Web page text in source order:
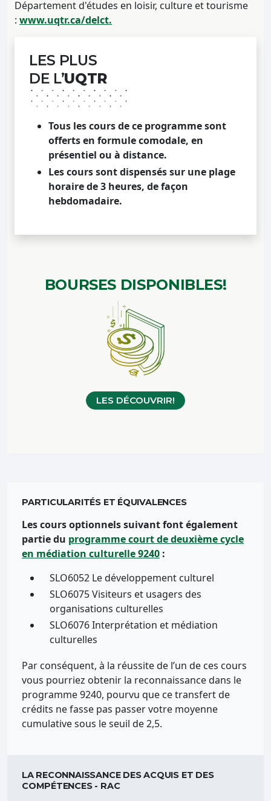
Département d'études en loisir, culture et tourisme
: www.uqtr.ca/delct.
LES PLUS
DE L’UQTR
Tous les cours de ce programme sont
offerts en formule comodale, en
présentiel ou à distance.
Les cours sont dispensés sur une plage
horaire de 3 heures, de façon
hebdomadaire.
BOURSES DISPONIBLES!
LES DÉCOUVRIR!
PARTICULARITÉS ET ÉQUIVALENCES
Les cours optionnels suivant font également
partie du programme court de deuxième cycle
en médiation culturelle 9240 :
SLO6052 Le développement culturel
SLO6075 Visiteurs et usagers des
organisations culturelles
SLO6076 Interprétation et médiation
culturelles
Par conséquent, à la réussite de l’un de ces cours
vous pourriez obtenir la reconnaissance dans le
programme 9240, pourvu que ce transfert de
crédits ne fasse pas passer votre moyenne
cumulative sous le seuil de 2,5.
LA RECONNAISSANCE DES ACQUIS ET DES
COMPÉTENCES - RAC